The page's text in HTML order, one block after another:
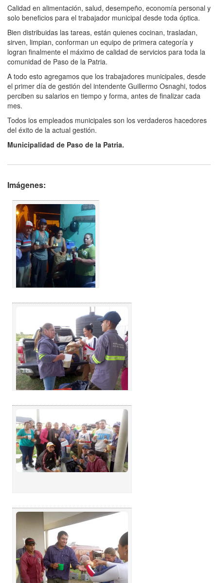
Calidad en alimentación, salud, desempeño, economía personal y
solo beneficios para el trabajador municipal desde toda óptica.
Bien distribuidas las tareas, están quienes cocinan, trasladan,
sirven, limpian, conforman un equipo de primera categoría y
logran finalmente el máximo de calidad de servicios para toda la
comunidad de Paso de la Patria.
A todo esto agregamos que los trabajadores municipales, desde
el primer día de gestión del intendente Guillermo Osnaghi, todos
perciben su salarios en tiempo y forma, antes de finalizar cada
mes.
Todos los empleados municipales son los verdaderos hacedores
del éxito de la actual gestión.
Municipalidad de Paso de la Patria.
Imágenes: